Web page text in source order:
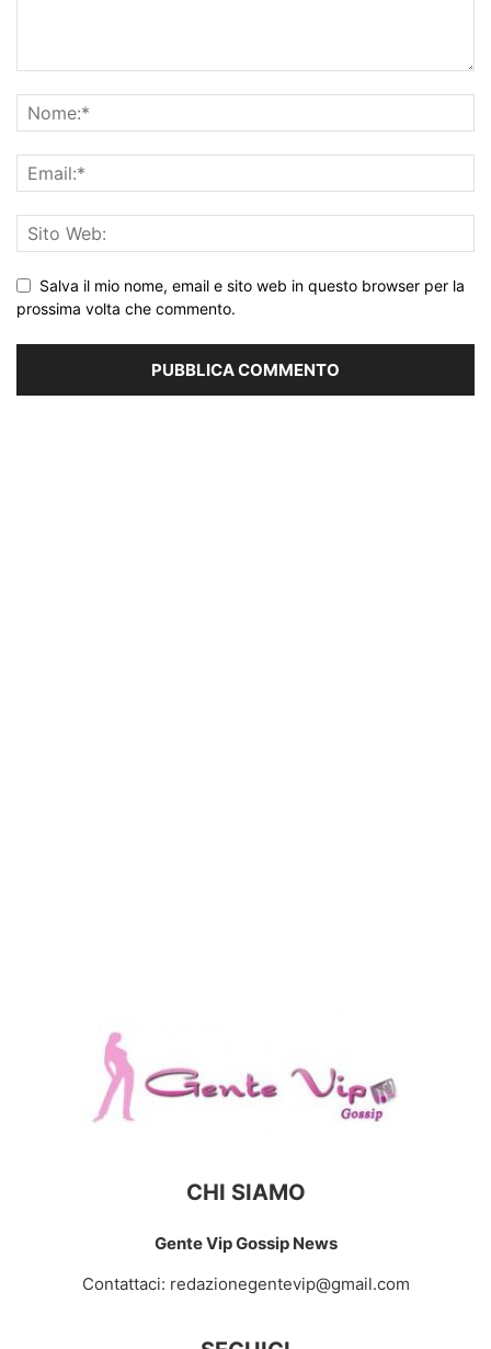
Salva il mio nome, email e sito web in questo browser per la
prossima volta che commento.
CHI SIAMO
Gente Vip Gossip News
Contattaci: redazionegentevip@gmail.com